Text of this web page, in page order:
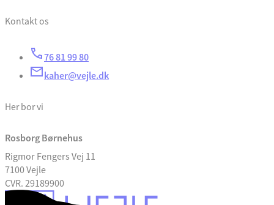
Kontakt os
76 81 99 80
kaher@vejle.dk
Her bor vi
Rosborg Børnehus
Rigmor Fengers Vej 11
7100 Vejle
CVR. 29189900